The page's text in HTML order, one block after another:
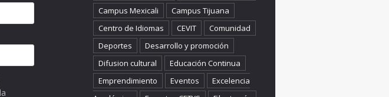
Campus Mexicali
Campus Tijuana
Centro de Idiomas
CEVIT
Comunidad
Deportes
Desarrollo y promoción
Difusion cultural
Educación Continua
Emprendimiento
Eventos
Excelencia